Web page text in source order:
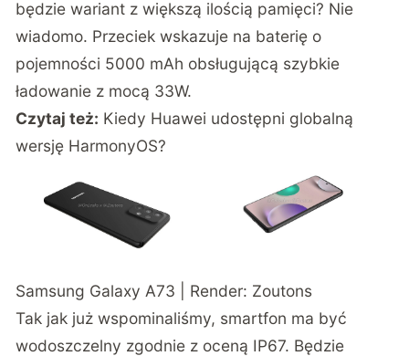
będzie wariant z większą ilością pamięci? Nie
wiadomo. Przeciek wskazuje na baterię o
pojemności 5000 mAh obsługującą szybkie
ładowanie z mocą 33W.
Czytaj też: Kiedy Huawei udostępni globalną
wersję HarmonyOS?
Samsung Galaxy A73 | Render: Zoutons
Tak jak już wspominaliśmy, smartfon ma być
wodoszczelny zgodnie z oceną IP67. Będzie